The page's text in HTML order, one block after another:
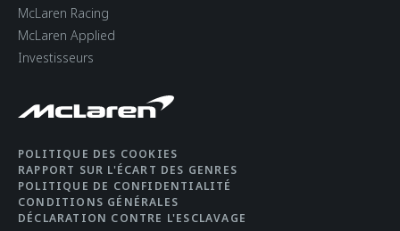
McLaren Racing
McLaren Applied
Investisseurs
POLITIQUE DES COOKIES
RAPPORT SUR L'ÉCART DES GENRES
POLITIQUE DE CONFIDENTIALITÉ
CONDITIONS GÉNÉRALES
DÉCLARATION CONTRE L'ESCLAVAGE